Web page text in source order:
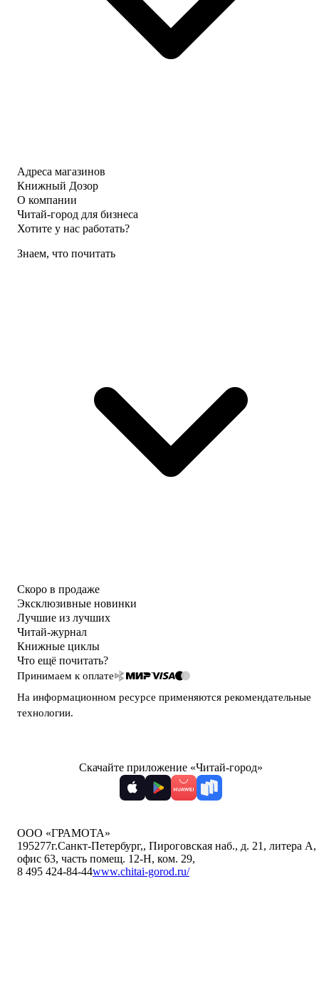
Адреса магазинов
Книжный Дозор
О компании
Читай-город для бизнеса
Хотите у нас работать?
Знаем, что почитать
Скоро в продаже
Эксклюзивные новинки
Лучшие из лучших
Читай-журнал
Книжные циклы
Что ещё почитать?
Принимаем к оплате
На информационном ресурсе применяются рекомендательные
технологии.
Скачайте приложение «Читай-город»
ООО «ГРАМОТА»
195277г.Санкт-Петербург,, Пироговская наб., д. 21, литера А,
офис 63, часть помещ. 12-Н, ком. 29,
8 495 424-84-44www.chitai-gorod.ru/